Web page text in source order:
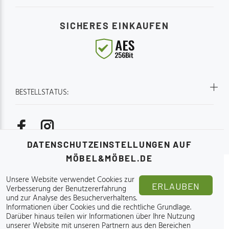
DATENSCHUTZEINSTELLUNGEN AUF
MÖBEL&MÖBEL.DE
ERLAUBEN
Unsere Website verwendet Cookies zur
Verbesserung der Benutzererfahrung
und zur Analyse des Besucherverhaltens.
Informationen über Cookies und die rechtliche Grundlage.
Darüber hinaus teilen wir Informationen über Ihre Nutzung
unserer Website mit unseren Partnern aus den Bereichen
für
BESTELLSTATUS:
SICHERES EINKAUFEN
Online-Möbelgeschäft - Möbel&Möbel.de 2015-2026.